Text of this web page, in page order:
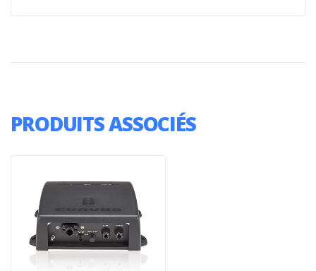
PRODUITS ASSOCIÉS